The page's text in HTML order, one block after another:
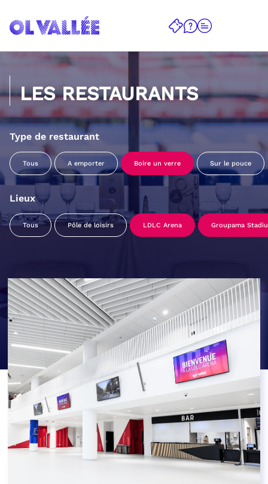
LES RESTAURANTS
Type de restaurant
Tous A emporter Boire un verre Sur le pouce
Lieux
Tous Pôle de loisirs LDLC Arena Groupama